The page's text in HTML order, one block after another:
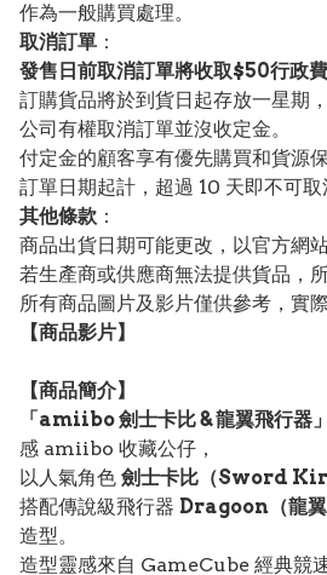
作為一般購買處理。
取消訂單 ：
發售日前取消訂單將收取$50行政費
訂購貨品將於到貨日起存放一星期
公司有權取消訂單並沒收定金。
付定金的顧客享有優先購買和貨源保
訂單日期起計，超過 10 天即不可取
其他條款 ：
商品出貨日期可能更改，以官方網站
若生產商或供應商無法提供貨品，
所有商品圖片及影片僅供參考，實
【商品影片】
【商品簡介】
「amiibo 劍士卡比 & 龍翼飛行器」
感 amiibo 收藏公仔，
以人氣角色 劍士卡比（Sword
搭配傳說級飛行器 Dragoon（龍翼
造型。
造型靈感來自 GameCube 經典競